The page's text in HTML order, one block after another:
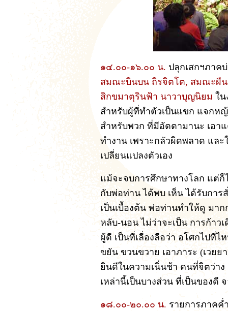
๑๔.๐๐-๑๖.๐๐ น. ปลุกเสกฯภาค
สมณะบินบน ถิรจิตโต, สมณะผืน
สิกขมาตุรินฟ้า นาวาบุญนิยม ใ
สำหรับผู้ที่ทำตัวเป็นแขก แจกห
สำหรับพวก ที่มีอัตตามานะ เอา
ทำงาน เพราะกลัวผิดพลาด แล
เปลี่ยนแปลงตัวเอง
แม้จะจบการศึกษาทางโลก แต่
กับพ่อท่าน ได้พบ เห็น ได้รับกา
เป็นเบื้องต้น พ่อท่านทำให้ดู มา
หลับ-นอน ไม่ว่าจะเป็น การก้า
ผู้ดี เป็นที่เลื่องลือว่า อโศกไปที่
ขยัน ขวนขวาย เอาภาระ (เวย
ยินดีในความเนิ่นช้า คนที่จิตว่าง
เหล่านี้เป็นบางส่วน ที่เป็นของดี
๑๘.๐๐-๒๐.๐๐ น. รายการภาค